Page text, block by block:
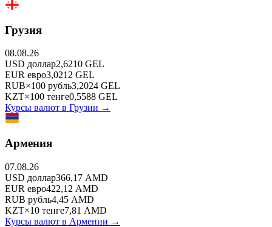
Грузия
08.08.26
USD доллар2,6210 GEL
EUR евро3,0212 GEL
RUB×100 рубль3,2024 GEL
KZT×100 тенге0,5588 GEL
Курсы валют в Грузии →
Армения
07.08.26
USD доллар366,17 AMD
EUR евро422,12 AMD
RUB рубль4,45 AMD
KZT×10 тенге7,81 AMD
Курсы валют в Армении →